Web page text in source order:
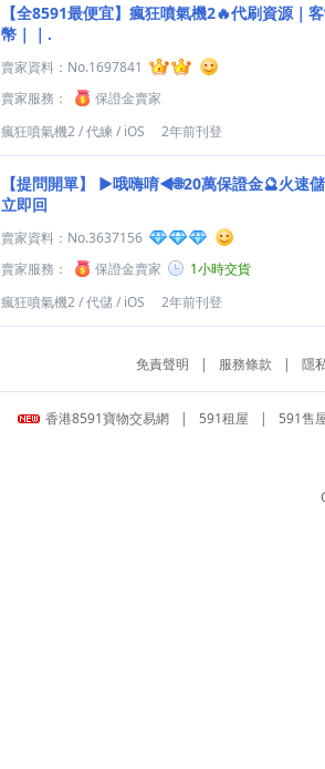
【全8591最便宜】瘋狂噴氣機2🔥代刷資源｜
幣｜｜.
賣家資料： No.1697841
賣家服務：
保證金賣家
瘋狂噴氣機2/代練 / iOS 2年前刊登
【提問開單】
►哦嗨唷◄🌐20萬保證金🔮火速
立即回
賣家資料： No.3637156
賣家服務：
保證金賣家
1小時交貨
瘋狂噴氣機2/代儲/ iOS 2年前刊登
免責聲明 | 服務條款 | 隱
香港8591寶物交易網 | 591租屋 | 591售